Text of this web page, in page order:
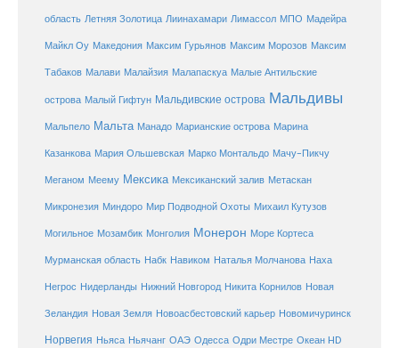
область Летняя Золотица Лиинахамари Лимассол МПО Мадейра
Майкл Оу Македония Максим Гурьянов Максим Морозов Максим
Табаков Малави Малайзия Малапаскуа Малые Антильские
острова Малый Гифтун Мальдивские острова Мальдивы
Мальпело Мальта Манадо Марианские острова Марина
Казанкова Мария Ольшевская Марко Монтальдо Мачу-Пикчу
Меганом Меему Мексика Мексиканский залив Метаскан
Микронезия Миндоро Мир Подводной Охоты Михаил Кутузов
Могильное Мозамбик Монголия Монерон Море Кортеса
Мурманская область Набк Навиком Наталья Молчанова Наха
Негрос Нидерланды Нижний Новгород Никита Корнилов Новая
Зеландия Новая Земля Новоасбестовский карьер Новомичуринск
Норвегия Ньяса Ньячанг ОАЭ Одесса Одри Местре Океан HD